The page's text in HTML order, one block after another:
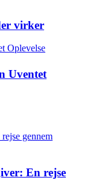
virker
Uventet
En rejse